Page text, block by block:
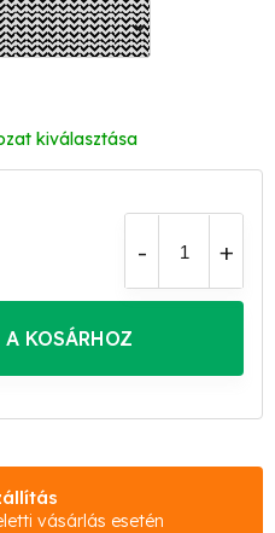
kiválasztása
KOSÁRHOZ
vásárlás esetén